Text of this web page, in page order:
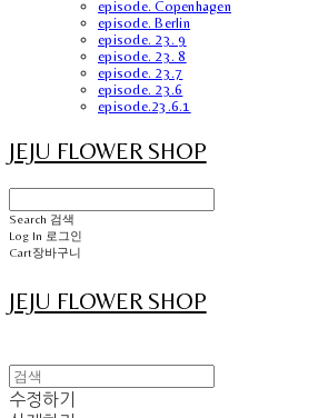
episode. Copenhagen
episode. Berlin
episode. 23. 9
episode. 23. 8
episode. 23.7
episode. 23.6
episode.23.6.1
JEJU FLOWER SHOP
Search 검색
Log In 로그인
Cart장바구니
JEJU FLOWER SHOP
수정하기